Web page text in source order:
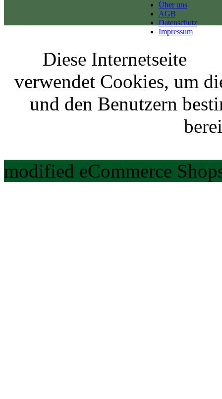
Über uns
AGB
Datenschutz
Impressum
Diese Internetseite
verwendet Cookies, um
und den Benutzern
modified eCommerce